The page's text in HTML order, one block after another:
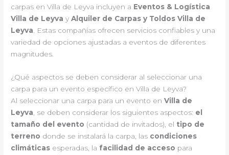
carpas en Villa de Leyva incluyen a Eventos & Logística
Villa de Leyva yAlquiler de Carpas y Toldos Villa de
Leyva. Estas compañías ofrecen servicios confiables y una
variedad de opciones ajustadas a eventos de diferentes
magnitudes.
¿Qué aspectos se deben considerar al seleccionar una
carpa para un evento específico en Villa de Leyva?
Al seleccionar una carpa para un evento enVilla de
Leyva , se deben considerar los siguientes aspectos: el
tamaño del evento (cantidad de invitados), el tipo de
terreno donde se instalará la carpa, las condiciones
climáticas esperadas, la facilidad de acceso para